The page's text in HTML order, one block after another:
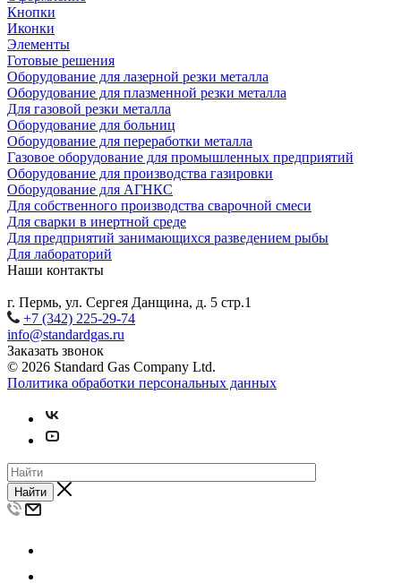
Кнопки
Иконки
Элементы
Готовые решения
Оборудование для лазерной резки металла
Оборудование для плазменной резки металла
Для газовой резки металла
Оборудование для больниц
Оборудование для переработки металла
Газовое оборудование для промышленных предприятий
Оборудование для производства газировки
Оборудование для АГНКС
Для собственного производства сварочной смеси
Для сварки в инертной среде
Для предприятий занимающихся разведением рыбы
Для лабораторий
Наши контакты
г. Пермь, ул. Сергея Данщина, д. 5 стр.1
+7 (342) 225-29-74
info@standardgas.ru
Заказать звонок
© 2026 Standard Gas Company Ltd.
Политика обработки персональных данных
Найти